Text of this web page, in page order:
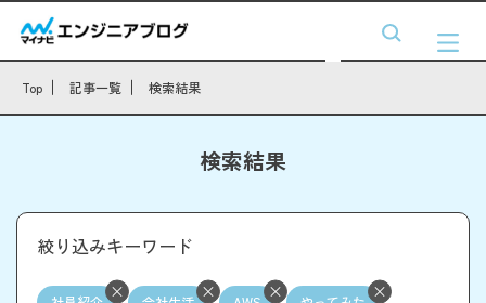
Top 記事一覧 検索結果
検索結果
絞り込みキーワード